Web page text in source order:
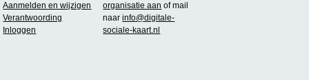
Aanmelden en wijzigen
Verantwoording
Inloggen
organisatie aan of mail
naarinfo@digitale-
sociale-kaart.nl